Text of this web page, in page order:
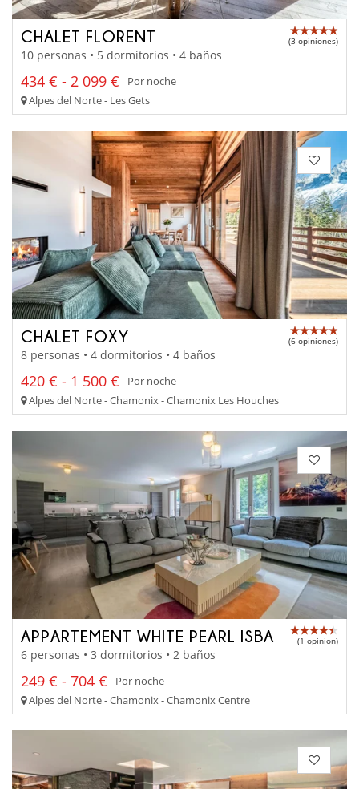
CHALET FLORENT (3 opiniones)
10 personas • 5 dormitorios • 4 baños
434 € - 2 099 €
Por noche
Alpes del Norte - Les Gets
CHALET FOXY (6 opiniones)
8 personas • 4 dormitorios • 4 baños
420 € - 1 500 €
Por noche
Alpes del Norte - Chamonix - Chamonix Les Houches
APPARTEMENT WHITE PEARL ISBA (1 opinion)
6 personas • 3 dormitorios • 2 baños
249 € - 704 €
Por noche
Alpes del Norte - Chamonix - Chamonix Centre